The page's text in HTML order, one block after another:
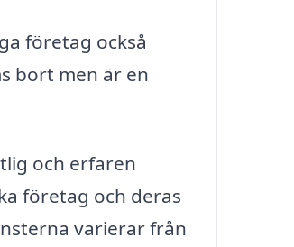
företag också
bort men är en
och erfaren
företag och deras
varierar från